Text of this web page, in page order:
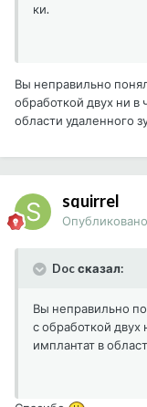
ки.
Вы неправильно
обработкой двух ни в
области удаленного
squirrel
Опубликовано
Doc сказал:
Вы неправильно
с обработкой двух
имплантат в